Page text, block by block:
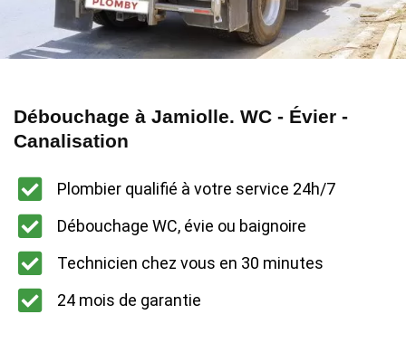
Débouchage à Jamiolle. WC - Évier -
Canalisation
Plombier qualifié à votre service 24h/7
Débouchage WC, évie ou baignoire
Technicien chez vous en 30 minutes
24 mois de garantie